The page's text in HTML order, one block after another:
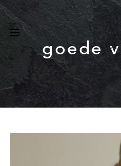
Natuurlijk
Dierproefvrij
goede